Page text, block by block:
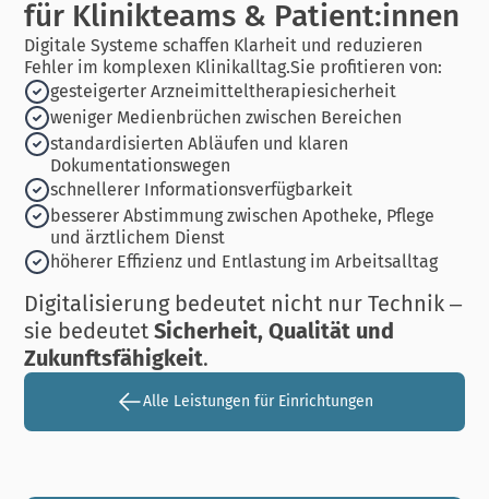
für Klinikteams & Patient:innen
Digitale Systeme schaffen Klarheit und reduzieren
Fehler im komplexen Klinikalltag.Sie profitieren von:
gesteigerter Arzneimitteltherapiesicherheit
weniger Medienbrüchen zwischen Bereichen
standardisierten Abläufen und klaren
Dokumentationswegen
schnellerer Informationsverfügbarkeit
besserer Abstimmung zwischen Apotheke, Pflege
und ärztlichem Dienst
höherer Effizienz und Entlastung im Arbeitsalltag
Digitalisierung bedeutet nicht nur Technik –
sie bedeutetSicherheit, Qualität und
Zukunftsfähigkeit.
Alle Leistungen für Einrichtungen